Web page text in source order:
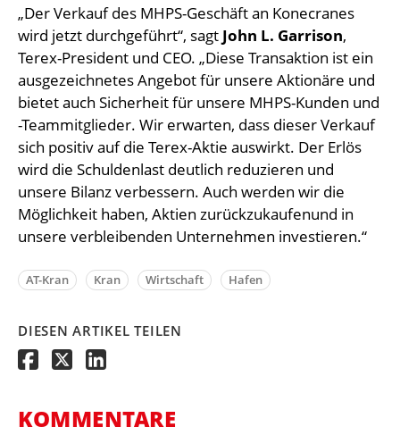
„Der Verkauf des MHPS-Geschäft an Konecranes
wird jetzt durchgeführt“, sagt John L. Garrison,
Terex-President und CEO. „Diese Transaktion ist ein
ausgezeichnetes Angebot für unsere Aktionäre und
bietet auch Sicherheit für unsere MHPS-Kunden und
-Teammitglieder. Wir erwarten, dass dieser Verkauf
sich positiv auf die Terex-Aktie auswirkt. Der Erlös
wird die Schuldenlast deutlich reduzieren und
unsere Bilanz verbessern. Auch werden wir die
Möglichkeit haben, Aktien zurückzukaufenund in
unsere verbleibenden Unternehmen investieren.“
AT-Kran Kran Wirtschaft Hafen
DIESEN ARTIKEL TEILEN
KOMMENTARE